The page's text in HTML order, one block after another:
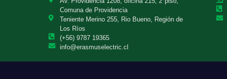
Comuna de Providencia
Teniente Merino 255, Rio Bueno, Región de
Los Ríos
(+56) 9787 19365
info@erasmuselectric.cl